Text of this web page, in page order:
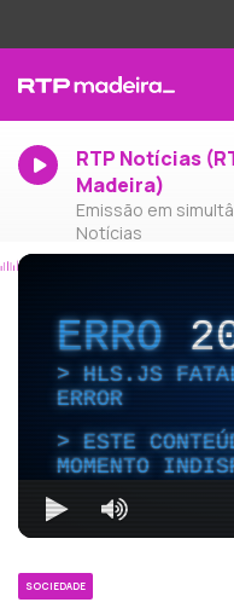
RTP Notícias
Madeira)
Emissão em
Notícias
ERRO
HLS.JS
ERROR
ESTE
MOMENTO
SOCIEDADE